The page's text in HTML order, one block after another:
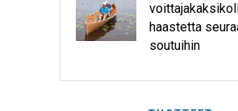
haastetta
soutuihin